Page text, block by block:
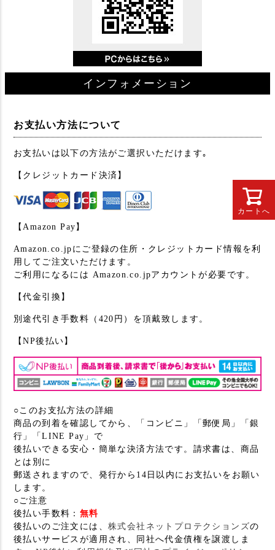
カートへ
インフォメーション
お支払い方法について
お支払いは以下の方法がご選択いただけます｡
【クレジットカード決済】
【Amazon Pay】
Amazon.co.jpにご登録の住所・クレジットカード情報を利
用してご注文いただけます。
ご利用になるには Amazon.co.jpアカウントが必要です。
【代金引換】
別途代引き手数料（420円）を頂戴致します。
【NP後払い】
○このお支払方法の詳細
商品の到着を確認してから、「コンビニ」「郵便局」「銀
行」「LINE Pay」で
後払いできる安心・簡単な決済方法です。請求書は、商品
とは別に
郵送されますので、発行から14日以内にお支払いをお願い
します。
○ご注意
後払い手数料： 無料
後払いのご注文には、 株式会社ネットプロテクションズの
後払いサービスが適用され、同社へ代金債権を譲渡しま